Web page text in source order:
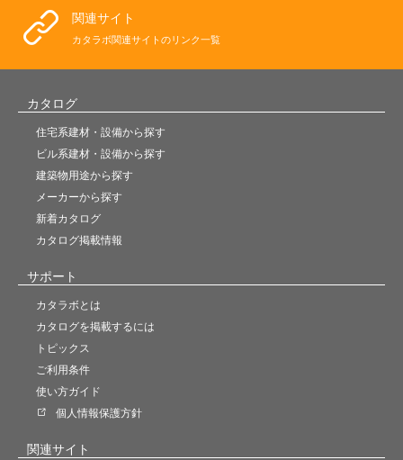
関連サイト
カタラボ関連サイトのリンク一覧
カタログ
住宅系建材・設備から探す
ビル系建材・設備から探す
建築物用途から探す
メーカーから探す
新着カタログ
カタログ掲載情報
サポート
カタラボとは
カタログを掲載するには
トピックス
ご利用条件
使い方ガイド
個人情報保護方針
関連サイト